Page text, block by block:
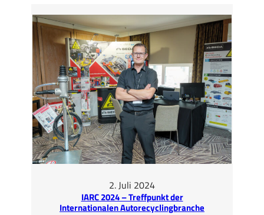
Tagung
in
Hohenroda
2. Juli 2024
IARC 2024 – Treffpunkt der
Internationalen Autorecyclingbranche